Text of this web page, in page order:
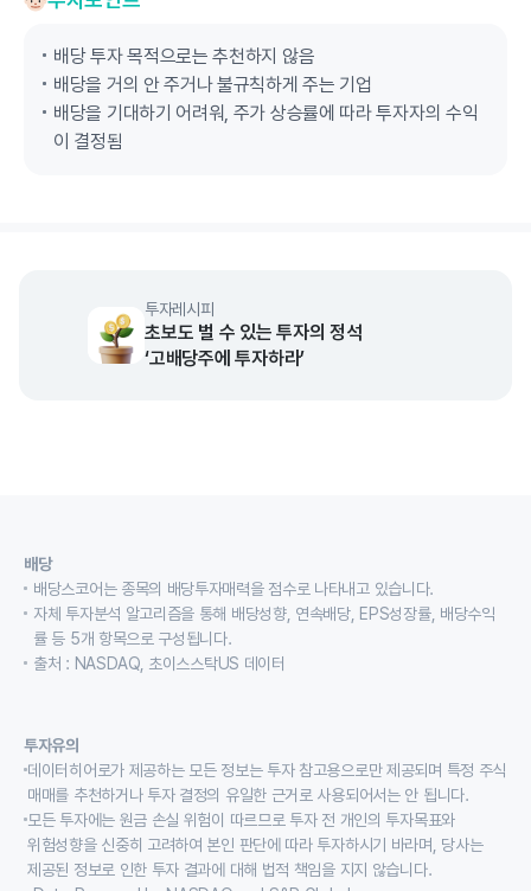
배당 투자 목적으로는 추천하지 않음
배당을 거의 안 주거나 불규칙하게 주는 기업
배당을 기대하기 어려워, 주가 상승률에 따라 투자자의 수익
이 결정됨
투자레시피
초보도 벌 수 있는 투자의 정석
‘고배당주에 투자하라’
배당
배당스코어는 종목의 배당투자매력을 점수로 나타내고 있습니다.
자체 투자분석 알고리즘을 통해 배당성향, 연속배당, EPS성장률, 배당수익
률 등 5개 항목으로 구성됩니다.
출처 : NASDAQ, 초이스스탁US 데이터
투자유의
데이터히어로가 제공하는 모든 정보는 투자 참고용으로만 제공되며 특정 주식
매매를 추천하거나 투자 결정의 유일한 근거로 사용되어서는 안 됩니다.
모든 투자에는 원금 손실 위험이 따르므로 투자 전 개인의 투자목표와
위험성향을 신중히 고려하여 본인 판단에 따라 투자하시기 바라며, 당사는
제공된 정보로 인한 투자 결과에 대해 법적 책임을 지지 않습니다.